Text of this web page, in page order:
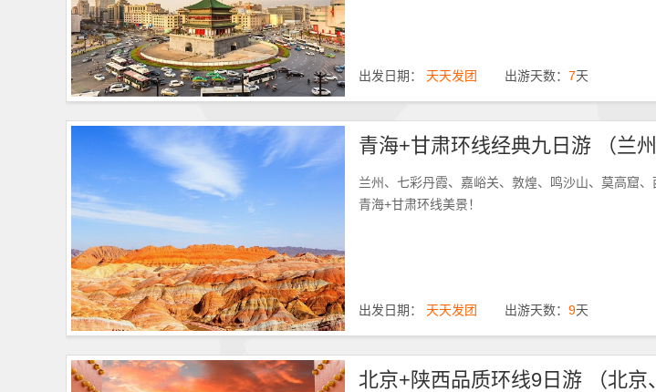
出发日期： 天天发团 出游天数： 7天
出发日期： 天天发团 出游天数： 9天
兰州、七彩丹霞、嘉峪关、敦煌、鸣沙山、莫高窟
青海+甘肃环线美景！